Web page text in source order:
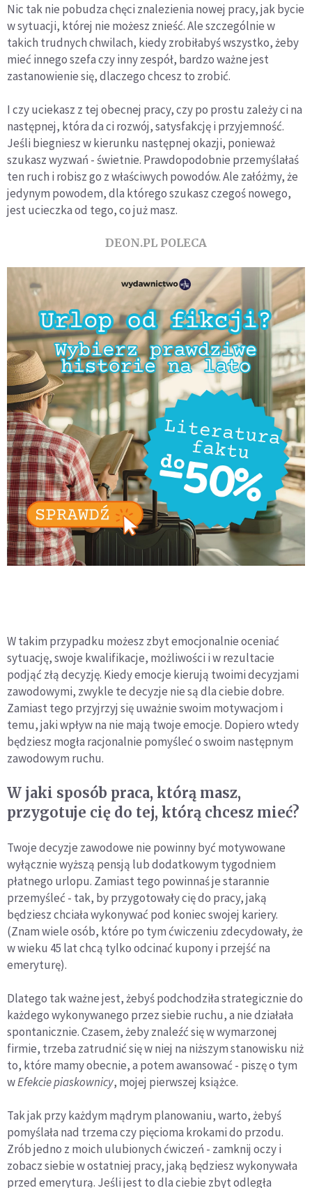
Nic tak nie pobudza chęci znalezienia nowej pracy, jak bycie
w sytuacji, której nie możesz znieść. Ale szczególnie w
takich trudnych chwilach, kiedy zrobiłabyś wszystko, żeby
mieć innego szefa czy inny zespół, bardzo ważne jest
zastanowienie się, dlaczego chcesz to zrobić.
I czy uciekasz z tej obecnej pracy, czy po prostu zależy ci na
następnej, która da ci rozwój, satysfakcję i przyjemność.
Jeśli biegniesz w kierunku następnej okazji, ponieważ
szukasz wyzwań - świetnie. Prawdopodobnie przemyślałaś
ten ruch i robisz go z właściwych powodów. Ale załóżmy, że
jedynym powodem, dla którego szukasz czegoś nowego,
jest ucieczka od tego, co już masz.
DEON.PL POLECA
W takim przypadku możesz zbyt emocjonalnie oceniać
sytuację, swoje kwalifikacje, możliwości i w rezultacie
podjąć złą decyzję. Kiedy emocje kierują twoimi decyzjami
zawodowymi, zwykle te decyzje nie są dla ciebie dobre.
Zamiast tego przyjrzyj się uważnie swoim motywacjom i
temu, jaki wpływ na nie mają twoje emocje. Dopiero wtedy
będziesz mogła racjonalnie pomyśleć o swoim następnym
zawodowym ruchu.
W jaki sposób praca, którą masz,
przygotuje cię do tej, którą chcesz mieć?
Twoje decyzje zawodowe nie powinny być motywowane
wyłącznie wyższą pensją lub dodatkowym tygodniem
płatnego urlopu. Zamiast tego powinnaś je starannie
przemyśleć - tak, by przygotowały cię do pracy, jaką
będziesz chciała wykonywać pod koniec swojej kariery.
(Znam wiele osób, które po tym ćwiczeniu zdecydowały, że
w wieku 45 lat chcą tylko odcinać kupony i przejść na
emeryturę).
Dlatego tak ważne jest, żebyś podchodziła strategicznie do
każdego wykonywanego przez siebie ruchu, a nie działała
spontanicznie. Czasem, żeby znaleźć się w wymarzonej
firmie, trzeba zatrudnić się w niej na niższym stanowisku niż
to, które mamy obecnie, a potem awansować - piszę o tym
wEfekcie piaskownicy, mojej pierwszej książce.
Tak jak przy każdym mądrym planowaniu, warto, żebyś
pomyślała nad trzema czy pięcioma krokami do przodu.
Zrób jedno z moich ulubionych ćwiczeń - zamknij oczy i
zobacz siebie w ostatniej pracy, jaką będziesz wykonywała
przed emeryturą. Jeśli jest to dla ciebie zbyt odległa